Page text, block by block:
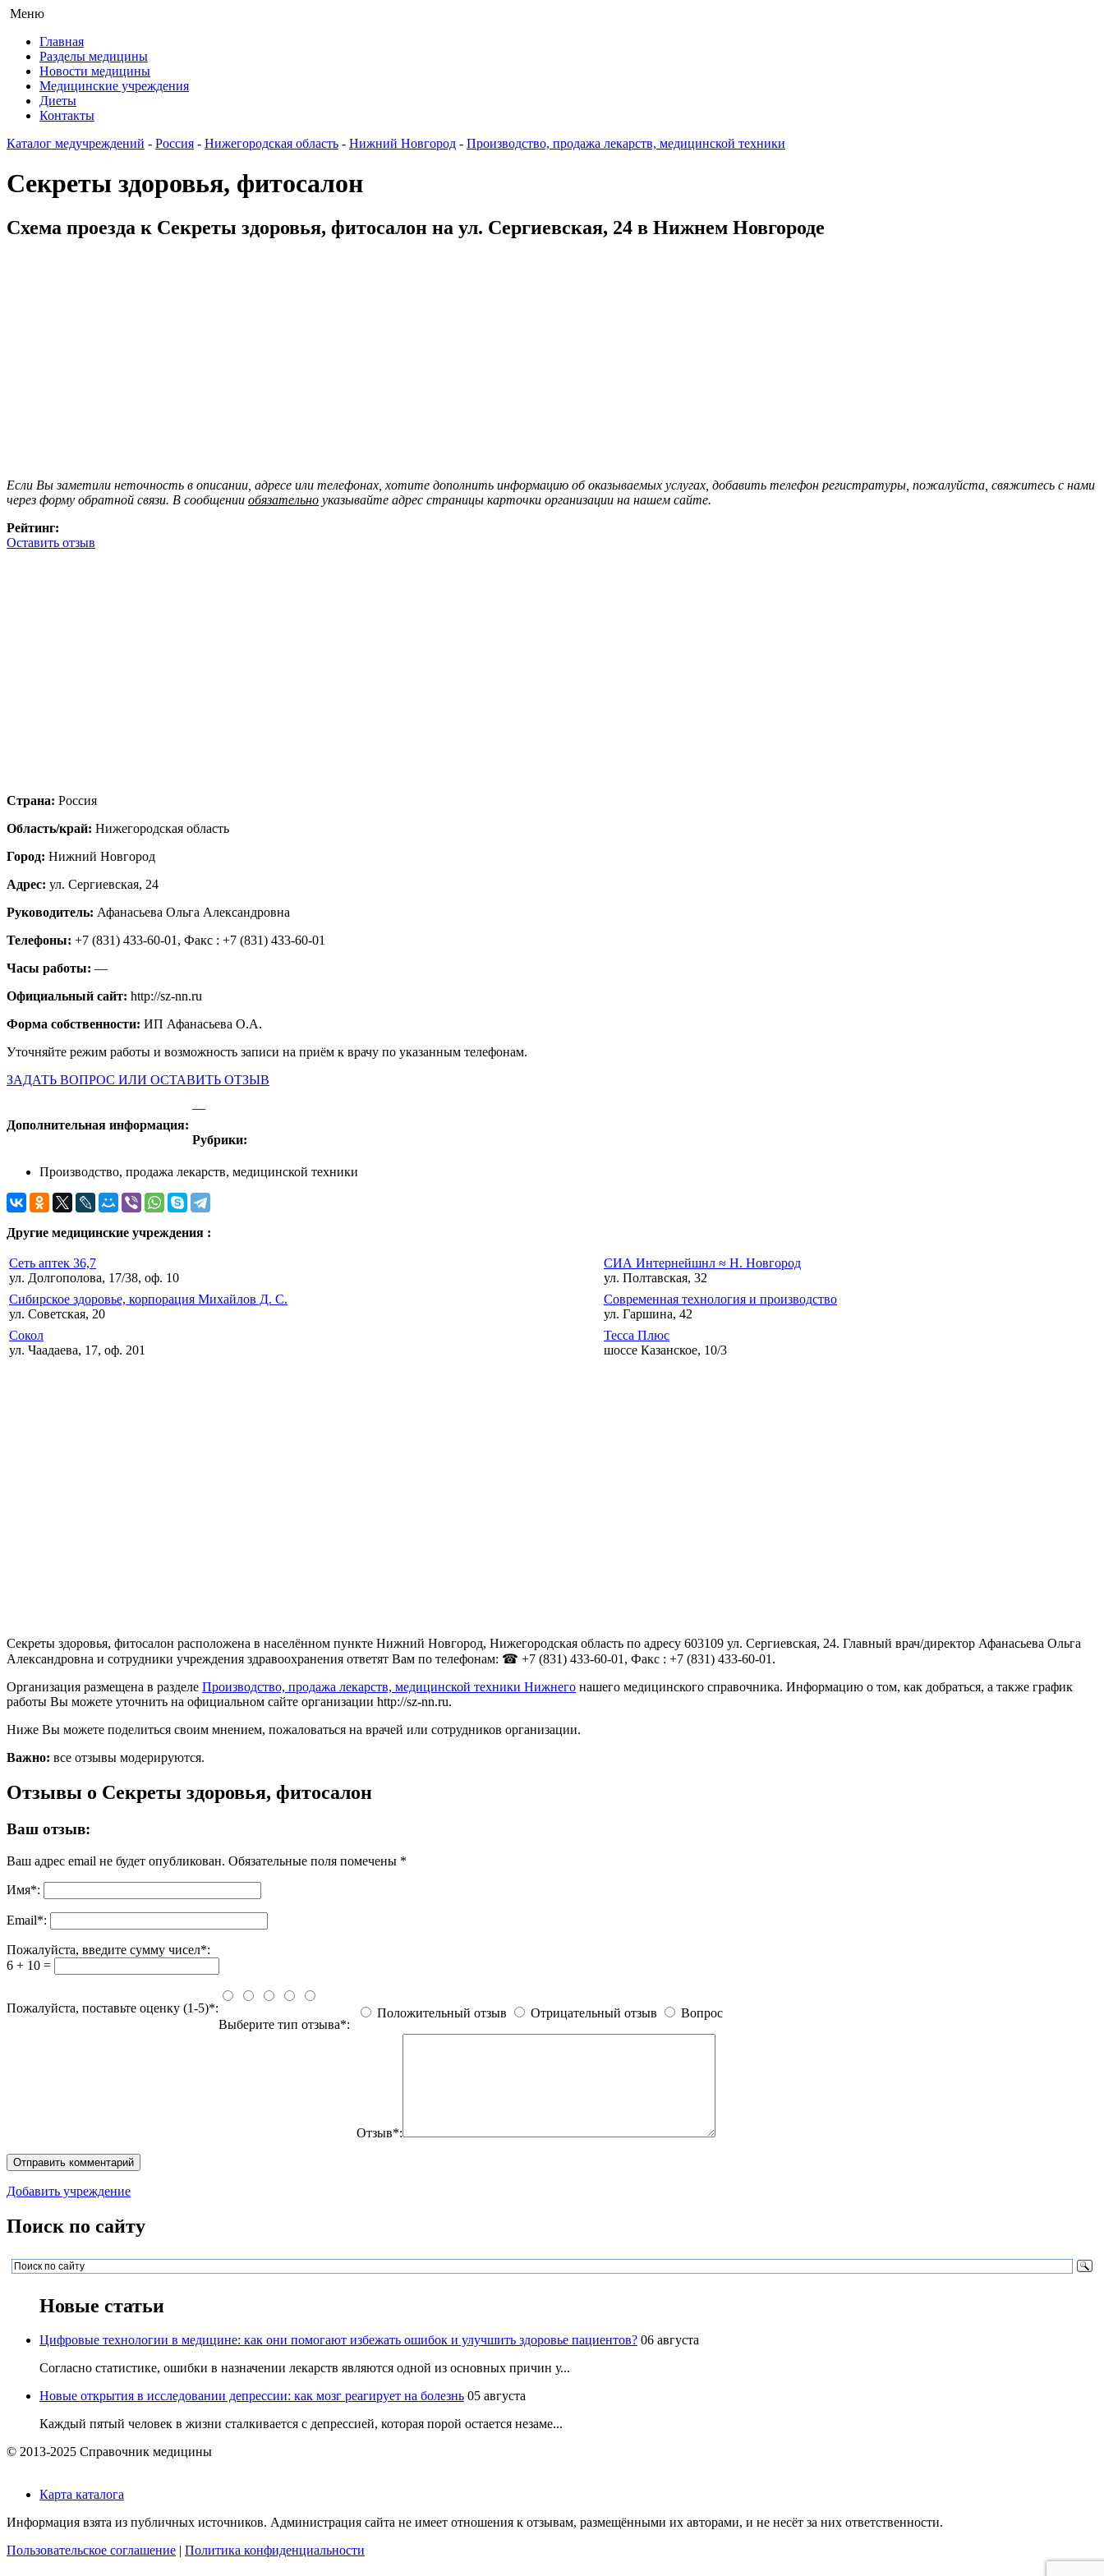
Меню
Главная
Разделы медицины
Новости медицины
Медицинские учреждения
Диеты
Контакты
Каталог медучреждений - Россия - Нижегородская область - Нижний Новгород - Производство, продажа лекарств, медицинской техники
Секреты здоровья, фитосалон
Схема проезда к Секреты здоровья, фитосалон на ул. Сергиевская, 24 в Нижнем Новгороде
Если Вы заметили неточность в описании, адресе или телефонах, хотите дополнить информацию об оказываемых услугах, добавить телефон регистратуры, пожалуйста, свяжитесь с нами
через форму обратной связи. В сообщении обязательно указывайте адрес страницы карточки организации на нашем сайте.
Рейтинг:
Оставить отзыв
Страна: Россия
Область/край: Нижегородская область
Город: Нижний Новгород
Адрес: ул. Сергиевская, 24
Руководитель: Афанасьева Ольга Александровна
Телефоны: +7 (831) 433-60-01, Факс : +7 (831) 433-60-01
Часы работы: —
Официальный сайт: http://sz-nn.ru
Форма собственности: ИП Афанасьева О.А.
Уточняйте режим работы и возможность записи на приём к врачу по указанным телефонам.
ЗАДАТЬ ВОПРОС ИЛИ ОСТАВИТЬ ОТЗЫВ
Дополнительная информация:
—
Рубрики:
Производство, продажа лекарств, медицинской техники
Другие медицинские учреждения :
Сеть аптек 36,7
ул. Долгополова, 17/38, оф. 10
СИА Интернейшнл ≈ Н. Новгород
ул. Полтавская, 32
Сибирское здоровье, корпорация Михайлов Д. С.
ул. Советская, 20
Современная технология и производство
ул. Гаршина, 42
Сокол
ул. Чаадаева, 17, оф. 201
Тесса Плюс
шоссе Казанское, 10/3
Секреты здоровья, фитосалон расположена в населённом пункте Нижний Новгород, Нижегородская область по адресу 603109 ул. Сергиевская, 24. Главный врач/директор Афанасьева Ольга
Александровна и сотрудники учреждения здравоохранения ответят Вам по телефонам: ☎ +7 (831) 433-60-01, Факс : +7 (831) 433-60-01.
Организация размещена в разделе Производство, продажа лекарств, медицинской техники Нижнего нашего медицинского справочника. Информацию о том, как добраться, а также график
работы Вы можете уточнить на официальном сайте организации http://sz-nn.ru.
Ниже Вы можете поделиться своим мнением, пожаловаться на врачей или сотрудников организации.
Важно: все отзывы модерируются.
Отзывы о Секреты здоровья, фитосалон
Ваш отзыв:
Ваш адрес email не будет опубликован. Обязательные поля помечены *
Имя*:
Email*:
Пожалуйста, введите сумму чисел*:
6 + 10 =
Пожалуйста, поставьте оценку (1-5)*:
Выберите тип отзыва*:
Положительный отзыв Отрицательный отзыв Вопрос
Отзыв*:
Добавить учреждение
Поиск по сайту
Новые статьи
Цифровые технологии в медицине: как они помогают избежать ошибок и улучшить здоровье пациентов? 06 августа
Согласно статистике, ошибки в назначении лекарств являются одной из основных причин у...
Новые открытия в исследовании депрессии: как мозг реагирует на болезнь 05 августа
Каждый пятый человек в жизни сталкивается с депрессией, которая порой остается незаме...
© 2013-2025 Справочник медицины
Карта каталога
Информация взята из публичных источников. Администрация сайта не имеет отношения к отзывам, размещёнными их авторами, и не несёт за них ответственности.
Пользовательское соглашение
Политика конфиденциальности